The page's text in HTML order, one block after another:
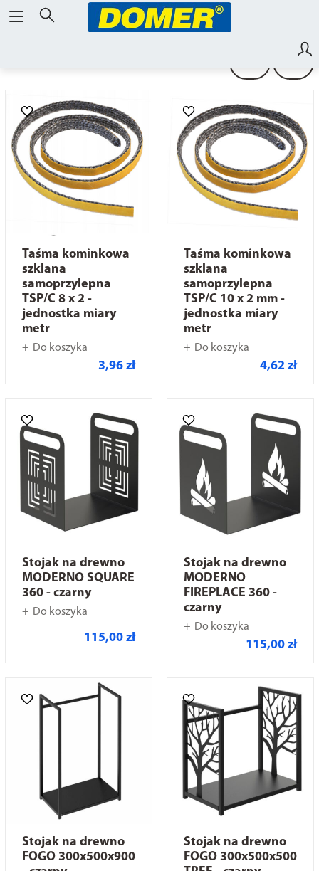
Taśma kominkowa
szklana
samoprzylepna
TSP/C 8 x 2 -
jednostka miary
metr
Do koszyka
3,96 zł
Taśma kominkowa
szklana
samoprzylepna
TSP/C 10 x 2 mm -
jednostka miary
metr
Do koszyka
4,62 zł
Stojak na drewno
MODERNO SQUARE
360 - czarny
Do koszyka
115,00 zł
Stojak na drewno
MODERNO
FIREPLACE 360 -
czarny
Do koszyka
115,00 zł
Stojak na drewno
FOGO 300x500x900
Stojak na drewno
FOGO 300x500x500